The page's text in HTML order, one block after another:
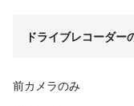
ドライブレコーダ
前カメラのみ